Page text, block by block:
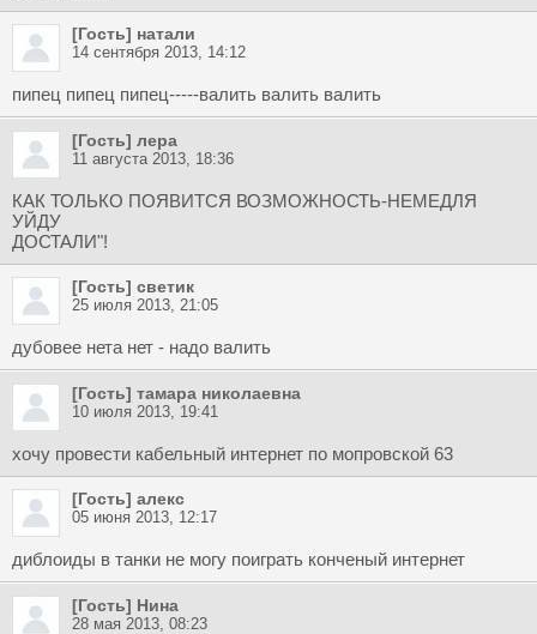
[Гость] натали
14 сентября 2013, 14:12
пипец пипец пипец-----валить валить валить
[Гость] лера
11 августа 2013, 18:36
КАК ТОЛЬКО ПОЯВИТСЯ ВОЗМОЖНОСТЬ-НЕМЕДЛЯ
УЙДУ
ДОСТАЛИ"!
[Гость] светик
25 июля 2013, 21:05
дубовее нета нет - надо валить
[Гость] тамара николаевна
10 июля 2013, 19:41
хочу провести кабельный интернет по мопровской 63
[Гость] алекс
05 июня 2013, 12:17
диблоиды в танки не могу поиграть конченый интернет
[Гость] Нина
28 мая 2013, 08:23